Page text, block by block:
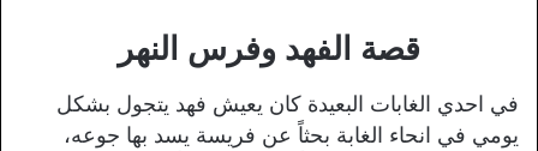
قصة الفهد وفرس النهر
في احدي الغابات البعيدة كان يعيش فهد يتجول بشكل
يومي في انحاء الغابة بحثاً عن فريسة يسد بها جوعه،